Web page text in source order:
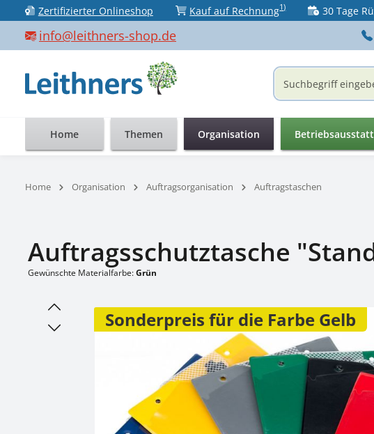
Hauptinhalt springen
Zur Suche springen
Zur Hauptnavigation springen
Zertifizierter Onlineshop Kauf auf Rechnung1) 30 Tage
info@leithners-shop.de
Home Themen Organisation
Home Organisation Auftragsorganisation Auftragstaschen
Auftragsschutztasche
Gewünschte Materialfarbe:Grün
Bildergalerie überspringenSonderpreis für die Farbe Gelb